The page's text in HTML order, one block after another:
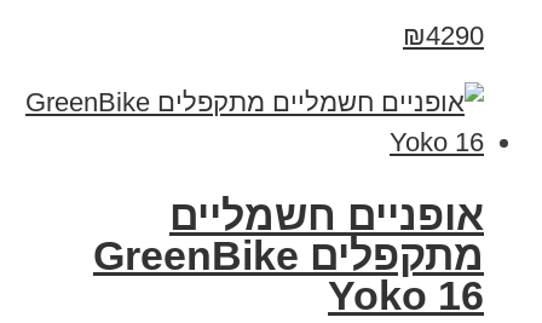
₪4290
‏אופניים חשמליים
‏מתקפלים GreenBike
Yoko 16